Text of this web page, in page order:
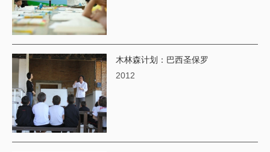
木林森计划：巴西圣保罗
2012